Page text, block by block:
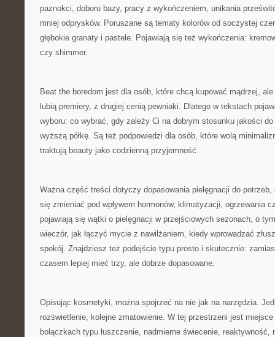
paznokci, doboru bazy, pracy z wykończeniem, unikania
mniej odprysków. Poruszane są tematy kolorów od soczystej
głębokie granaty i pastele. Pojawiają się też wykończenia:
czy shimmer.
Beat the boredom jest dla osób, które chcą kupować mądrzej,
lubią premiery, z drugiej cenią pewniaki. Dlatego w tekstach
wyboru: co wybrać, gdy zależy Ci na dobrym stosunku jakości
wyższą półkę. Są też podpowiedzi dla osób, które wolą
traktują beauty jako codzienną przyjemność.
Ważna część treści dotyczy dopasowania pielęgnacji do
się zmieniać pod wpływem hormonów, klimatyzacji, ogrzewania
pojawiają się wątki o pielęgnacji w przejściowych sezonach, o
wieczór, jak łączyć mycie z nawilżaniem, kiedy wprowadzać
spokój. Znajdziesz też podejście typu prosto i skutecznie:
czasem lepiej mieć trzy, ale dobrze dopasowane.
Opisując kosmetyki, można spojrzeć na nie jak na narzędzia.
rozświetlenie, kolejne zmatowienie. W tej przestrzeni jest
bolączkach typu łuszczenie, nadmierne świecenie, reaktywność,